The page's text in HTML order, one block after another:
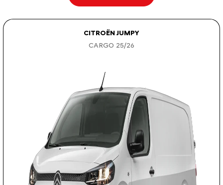
CITROËN JUMPY
CARGO 25/26